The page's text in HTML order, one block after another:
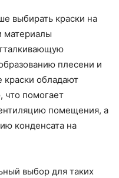
выбирать краски на
материалы
плесени и
краски обладают
что помогает
помещения, а
конденсата на
выбор для таких